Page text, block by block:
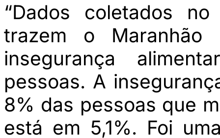
“Dados coletados
trazem o
insegurança
pessoas. A
8% das pessoas que
está em 5,1%. Foi